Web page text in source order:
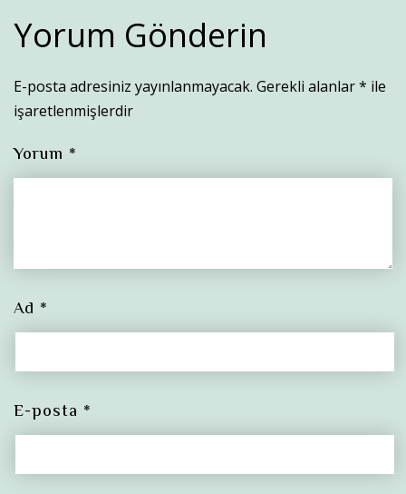
Yorum Gönderin
E-posta adresiniz yayınlanmayacak. Gerekli alanlar* ile
işaretlenmişlerdir
Yorum *
Ad *
E-posta *